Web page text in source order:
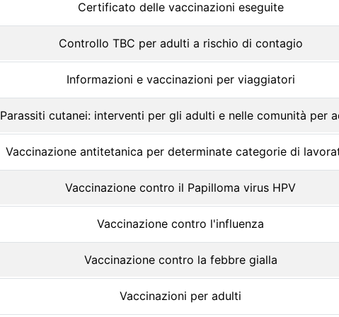
Certificato delle vaccinazioni eseguite
Controllo TBC per adulti a rischio di contagio
Informazioni e vaccinazioni per viaggiatori
Parassiti cutanei: interventi per gli adulti e nelle comunità per
Vaccinazione antitetanica per determinate categorie di
Vaccinazione contro il Papilloma virus HPV
Vaccinazione contro l'influenza
Vaccinazione contro la febbre gialla
Vaccinazioni per adulti